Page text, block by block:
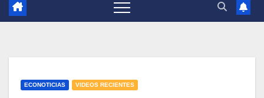
ECONOTICIAS VIDEOS RECIENTES